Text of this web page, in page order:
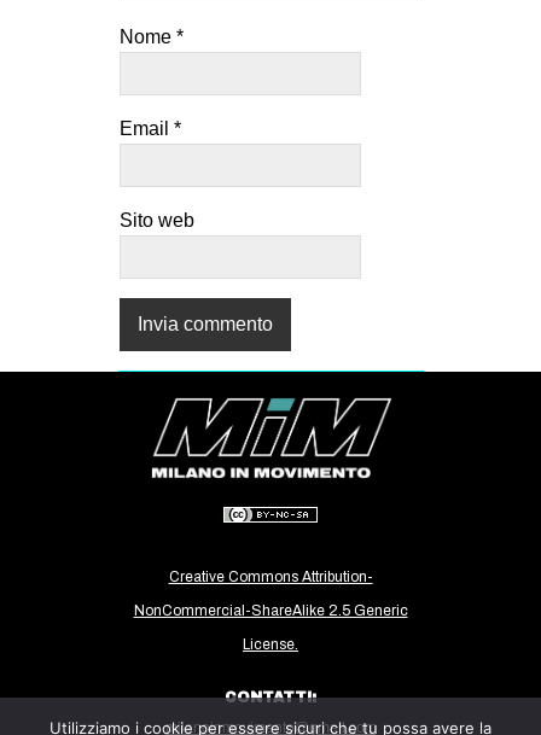
Nome *
Email *
Sito web
Creative Commons Attribution-
NonCommercial-ShareAlike 2.5 Generic
License.
CONTATTI:
milanoinmovimento@gmail.com
Utilizziamo i cookie per essere sicuri che tu possa avere la